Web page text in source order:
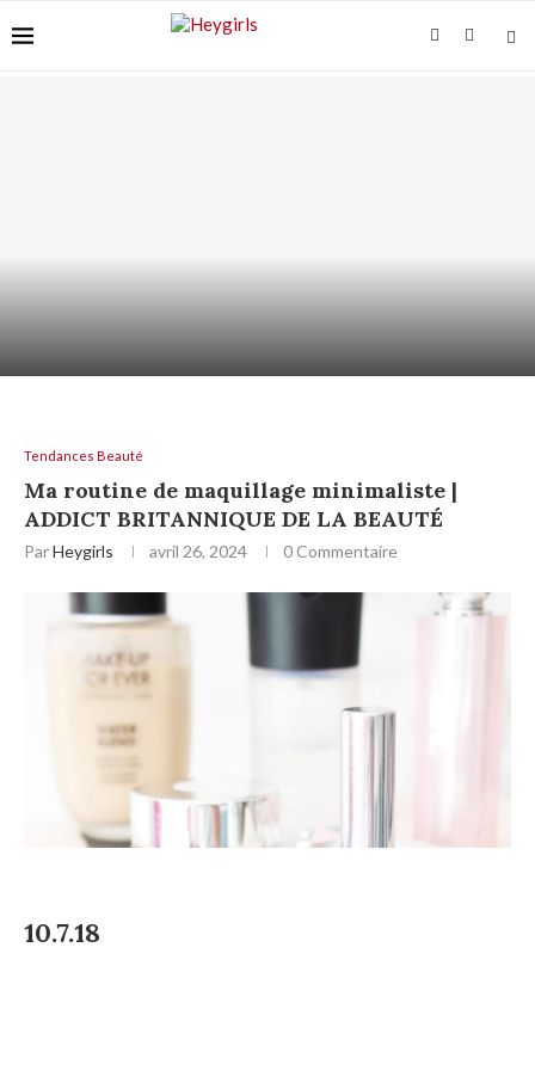
Tendances Beauté
Ma routine de maquillage minimaliste |
ADDICT BRITANNIQUE DE LA BEAUTÉ
ParHeygirls avril 26, 2024 0 Commentaire
10.7.18